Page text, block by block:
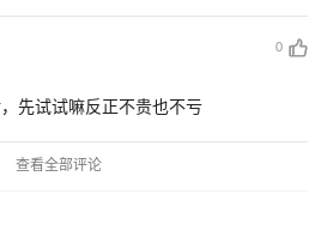
0
先试试嘛反正不贵也不亏
查看全部评论